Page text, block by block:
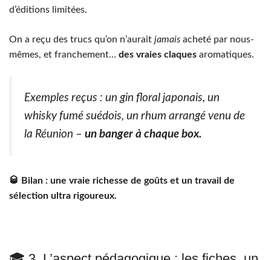
d’éditions limitées.
On a reçu des trucs qu’on n’aurait jamais acheté par nous-
mêmes, et franchement… des vraies claques aromatiques.
Exemples reçus : un gin floral japonais, un
whisky fumé suédois, un rhum arrangé venu de
la Réunion – un banger à chaque box.
🥃 Bilan : une vraie richesse de goûts et un travail de
sélection ultra rigoureux.